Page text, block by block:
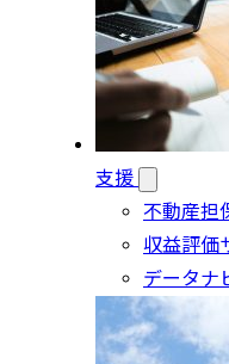
支援
不動産担
収益評価
データナ